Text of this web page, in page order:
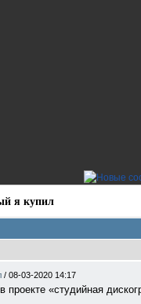
я купил
/ 08-03-2020 14:17
проекте «студийная